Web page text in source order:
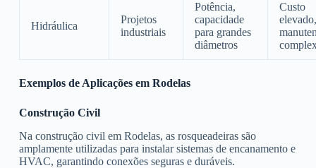
Hidráulica
Projetos
industriais
Potência,
capacidade
para grandes
diâmetros
Custo
elevado,
Exemplos de Aplicações em Rodelas
Construção Civil
Na construção civil em Rodelas, as rosqueadeiras são
amplamente utilizadas para instalar sistemas de encanamento e
HVAC, garantindo conexões seguras e duráveis.